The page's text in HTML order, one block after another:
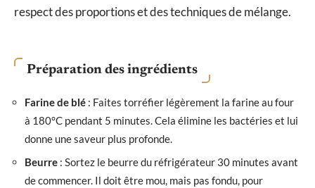
respect des proportions et des techniques de mélange.
Préparation des ingrédients
Farine de blé : Faites torréfier légèrement la farine au four
à 180°C pendant 5 minutes. Cela élimine les bactéries et lui
donne une saveur plus profonde.
Beurre : Sortez le beurre du réfrigérateur 30 minutes avant
de commencer. Il doit être mou, mais pas fondu, pour